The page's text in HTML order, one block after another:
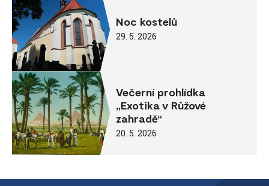
Noc kostelů
29. 5. 2026
Večerní prohlídka
„Exotika v Růžové
zahradě“
20. 5. 2026